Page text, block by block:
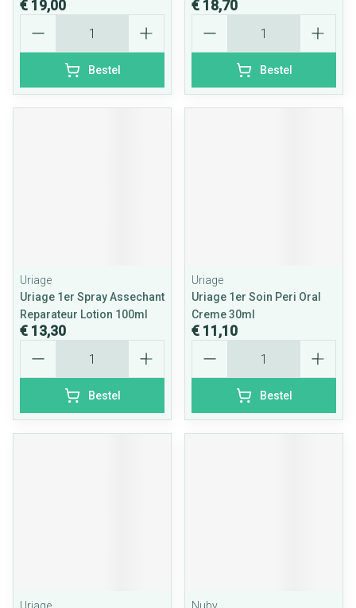
€ 19,00
Bestel
€ 18,70
Bestel
Uriage
Uriage 1er Spray Assechant
Reparateur Lotion 100ml
€ 13,30
Bestel
Uriage
Uriage 1er Soin Peri Oral
Creme 30ml
€ 11,10
Bestel